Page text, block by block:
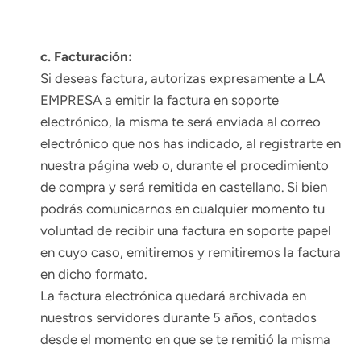
c. Facturación:
Si deseas factura, autorizas expresamente a LA
EMPRESA a emitir la factura en soporte
electrónico, la misma te será enviada al correo
electrónico que nos has indicado, al registrarte en
nuestra página web o, durante el procedimiento
de compra y será remitida en castellano. Si bien
podrás comunicarnos en cualquier momento tu
voluntad de recibir una factura en soporte papel
en cuyo caso, emitiremos y remitiremos la factura
en dicho formato.
La factura electrónica quedará archivada en
nuestros servidores durante 5 años, contados
desde el momento en que se te remitió la misma